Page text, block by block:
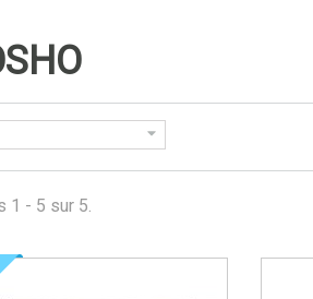
1 - 5 sur 5.